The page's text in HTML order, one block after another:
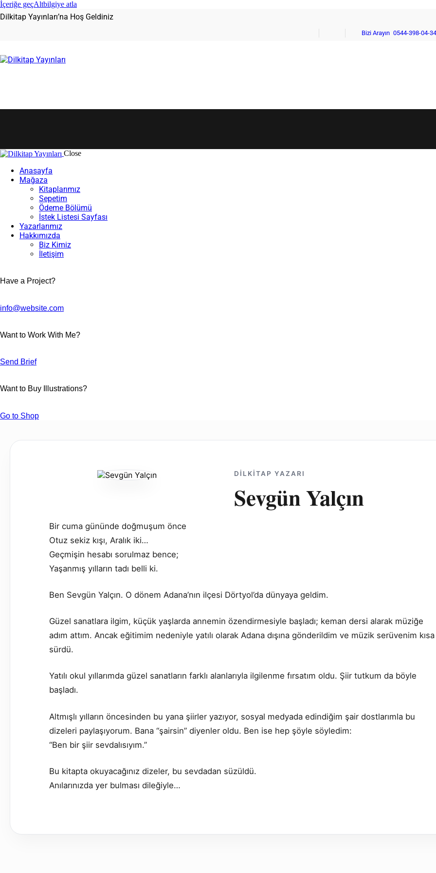
İçeriğe geçAltbilgiye atla
Dilkitap Yayınları’na Hoş Geldiniz
facebook-
instagramBizi Arayın 0544-398-04-34
Close
Anasayfa
Mağaza
Kitaplarımız
Sepetim
Ödeme Bölümü
İstek Listesi Sayfası
Yazarlarımız
Hakkımızda
Biz Kimiz
İletişim
1Have a Project?
info@website.com
Want to Work With Me?
Send Brief
Want to Buy Illustrations?
Go to Shop
DILKITAP YAZARI
Sevgün Yalçın
Bir cuma gününde doğmuşum önce
Otuz sekiz kışı, Aralık iki…
Geçmişin hesabı sorulmaz bence;
Yaşanmış yılların tadı belli ki.
Ben Sevgün Yalçın. O dönem Adana’nın ilçesi Dörtyol’da dünyaya geldim.
Güzel sanatlara ilgim, küçük yaşlarda annemin özendirmesiyle başladı; keman dersi alarak müziğe
adım attım. Ancak eğitimim nedeniyle yatılı olarak Adana dışına gönderildim ve müzik serüvenim kısa
sürdü.
Yatılı okul yıllarımda güzel sanatların farklı alanlarıyla ilgilenme fırsatım oldu. Şiir tutkum da böyle
başladı.
Altmışlı yılların öncesinden bu yana şiirler yazıyor, sosyal medyada edindiğim şair dostlarımla bu
dizeleri paylaşıyorum. Bana “şairsin” diyenler oldu. Ben ise hep şöyle söyledim:
“Ben bir şiir sevdalısıyım.”
Bu kitapta okuyacağınız dizeler, bu sevdadan süzüldü.
Anılarınızda yer bulması dileğiyle…